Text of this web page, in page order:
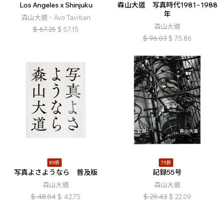
Los Angeles x Shinjuku
森山大道、Avo Tavitian
$ 67.25 $ 57.15
森山大道 写真時代1981−1988
年
森山大道
$ 96.03 $ 75.86
89折
写真よさようなら 普及版
森山大道
$ 48.04 $ 42.75
75折
記録55号
森山大道
$ 29.43 $ 22.09